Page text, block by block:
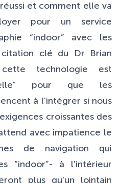
et comment elle va
pour un service
“indoor” avec les
citation clé du Dr Brian
technologie est
pour que les
à l'intégrer si nous
croissantes des
avec impatience le
de navigation qui
“indoor”- à l'intérieur
plus qu'un lointain